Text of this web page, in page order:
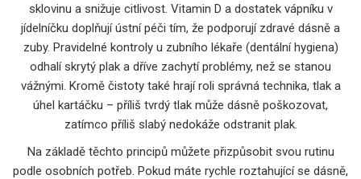
sklovinu a snižuje citlivost. Vitamin D a dostatek vápníku v
jídelníčku doplňují ústní péči tím, že podporují zdravé dásně a
zuby. Pravidelné kontroly u zubního lékaře (dentální hygiena)
odhalí skrytý plak a dříve zachytí problémy, než se stanou
vážnými. Kromě čistoty také hrají roli správná technika, tlak a
úhel kartáčku – příliš tvrdý tlak může dásně poškozovat,
zatímco příliš slabý nedokáže odstranit plak.
Na základě těchto principů můžete přizpůsobit svou rutinu
podle osobních potřeb. Pokud máte rychle roztahující se dásně,